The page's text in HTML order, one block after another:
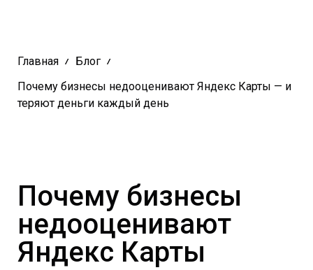
Главная
Блог
Почему бизнесы недооценивают Яндекс Карты — и
теряют деньги каждый день
Почему бизнесы
недооценивают
Яндекс Карты